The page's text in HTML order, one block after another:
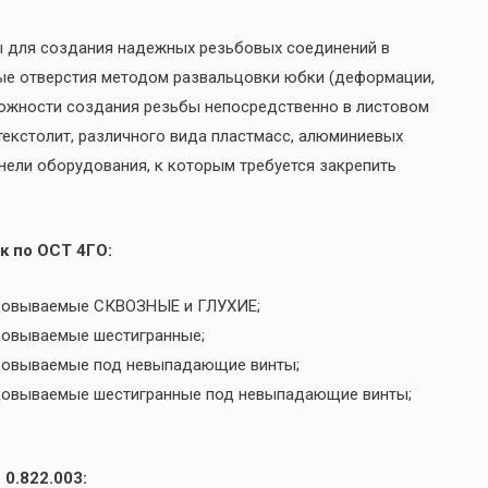
создания надежных резьбовых соединений в
отверстия методом развальцовки юбки (деформации,
создания резьбы непосредственно в листовом
различного вида пластмасс, алюминиевых
оборудования, к которым требуется закрепить
по ОСТ 4ГО:
СКВОЗНЫЕ и ГЛУХИЕ;
шестигранные;
под невыпадающие винты;
шестигранные под невыпадающие винты;